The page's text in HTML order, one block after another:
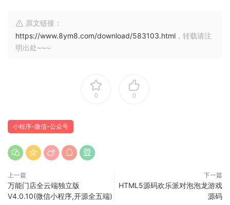
原文链接：
https://www.8ym8.com/download/583103.html ，转载请注
明出处~~~
0 0
小程序-微信-公众号
上一篇
万能门店全云端独立版
V4.0.10(微信小程序,开源全五端)
下一篇
HTML5源码欢乐派对泡泡龙游戏
源码